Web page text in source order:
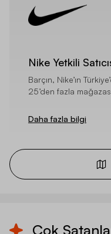
Nike Yetkili
Barçın, Nike’ın
25’den fazla
Daha fazla bilgi
Çok